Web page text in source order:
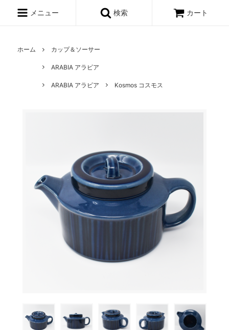
メニュー 検索 カート
ホーム カップ＆ソーサー
ARABIA アラビア
ARABIA アラビア Kosmos コスモス